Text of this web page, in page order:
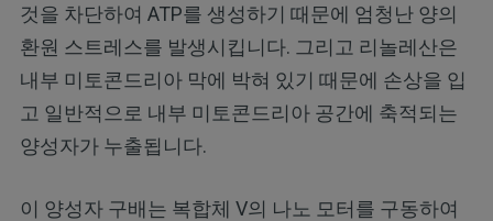
것을 차단하여 ATP를 생성하기 때문에 엄청난 양의
환원 스트레스를 발생시킵니다. 그리고 리놀레산은
내부 미토콘드리아 막에 박혀 있기 때문에 손상을 입
고 일반적으로 내부 미토콘드리아 공간에 축적되는
양성자가 누출됩니다.
이 양성자 구배는 복합체 V의 나노 모터를 구동하여